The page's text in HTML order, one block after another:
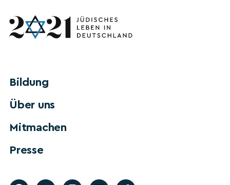
Bildung
Über uns
Mitmachen
Presse